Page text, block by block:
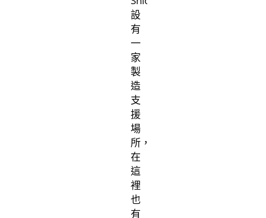
設
有
一
家
製
造
支
援
場
所，
在
這
裡
也
有